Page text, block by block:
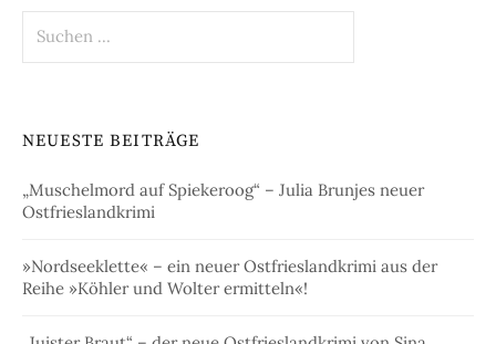
nach:
NEUESTE BEITRÄGE
„Muschelmord auf Spiekeroog“ – Julia Brunjes neuer
Ostfrieslandkrimi
»Nordseeklette« – ein neuer Ostfrieslandkrimi aus der
Reihe »Köhler und Wolter ermitteln«!